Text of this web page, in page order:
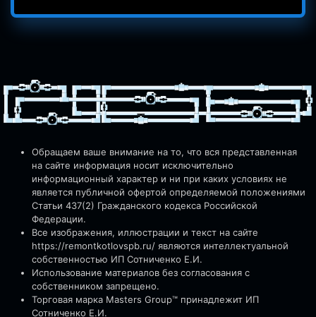
Обращаем ваше внимание на то, что вся представленная
на сайте информация носит исключительно
информационный характер и ни при каких условиях не
является публичной офертой определяемой положениями
Статьи 437(2) Гражданского кодекса Российской
Федерации.
Все изображения, иллюстрации и текст на сайте
https://remontkotlovspb.ru/ являются интеллектуальной
собственностью ИП Сотниченко Е.И.
Использование материалов без согласования с
собственником запрещено.
Торговая марка Masters Group™ принадлежит ИП
Сотниченко Е.И.